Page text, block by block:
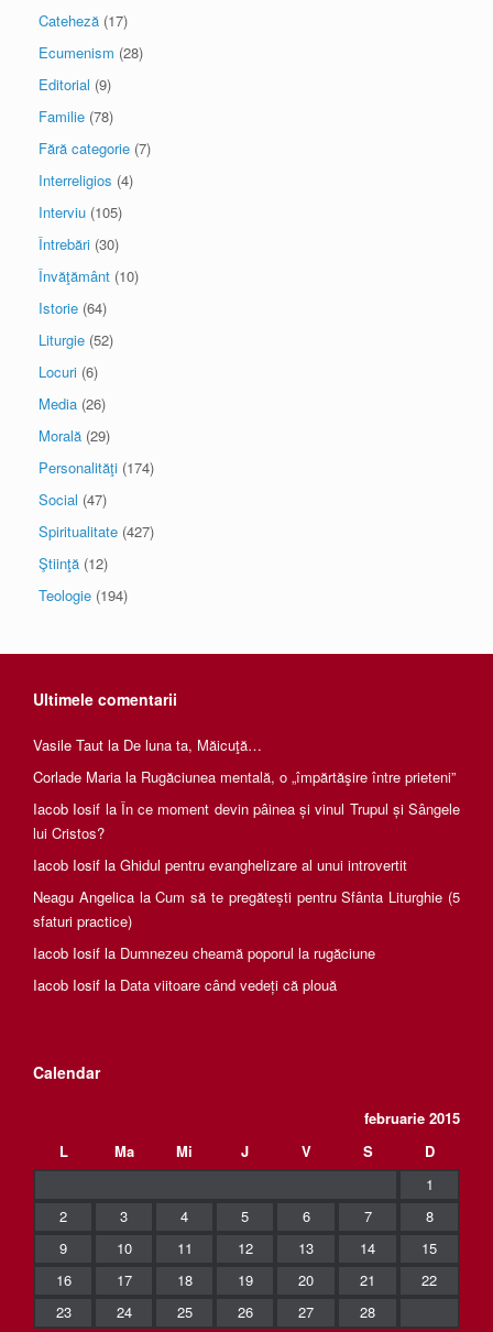
Cateheză (17)
Ecumenism (28)
Editorial (9)
Familie (78)
Fără categorie (7)
Interreligios (4)
Interviu (105)
Întrebări (30)
Învăţământ (10)
Istorie (64)
Liturgie (52)
Locuri (6)
Media (26)
Morală (29)
Personalităţi (174)
Social (47)
Spiritualitate (427)
Ştiinţă (12)
Teologie (194)
Ultimele comentarii
Vasile Taut la De luna ta, Măicuţă…
Corlade Maria la Rugăciunea mentală, o „împărtăşire între prieteni”
Iacob Iosif la În ce moment devin pâinea și vinul Trupul și Sângele
lui Cristos?
Iacob Iosif la Ghidul pentru evanghelizare al unui introvertit
Neagu AngelicalaCum să te pregătești pentru Sfânta Liturghie (5
sfaturi practice)
Iacob Iosif la Dumnezeu cheamă poporul la rugăciune
Iacob Iosif la Data viitoare când vedeți că plouă
Calendar
februarie 2015
L
Ma Mi J V S
D
1
2
3 4 5 6 7
8
9
10 11 12 13 14
15
16
17 18 19 20 21
22
23
24 25 26 27
28